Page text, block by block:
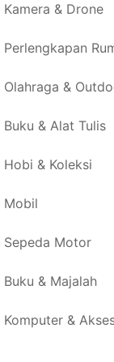
Kamera & Drone
Perlengkapan
Olahraga &
Buku & Alat Tulis
Hobi & Koleksi
Mobil
Sepeda Motor
Buku & Majalah
Komputer &